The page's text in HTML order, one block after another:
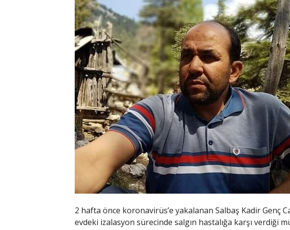
2 hafta önce koronavirüs’e yakalanan Salbaş Kadir Genç
evdeki izalasyon sürecinde salgın hastalığa karşı verdiği